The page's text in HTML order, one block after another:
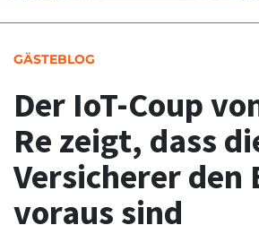
GÄSTEBLOG
Der IoT-Coup
Re zeigt, dass
Versicherer den
voraus sind